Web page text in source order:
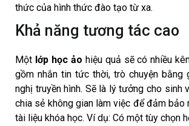
thức của hình thức đào tạo từ xa.
Khả năng tương tác cao
Một lớp học ảo hiệu quả sẽ có nhiều
gồm nhắn tin tức thời, trò chuyện bằng
nghị truyền hình. Sẽ là lý tưởng cho sinh
chia sẻ không gian làm việc để đảm
tài liệu khóa học. Ví dụ: Có một tùy chọn